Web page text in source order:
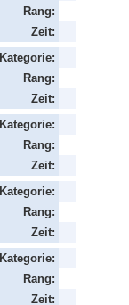
Rang:
Zeit:
Kategorie:
Rang:
Zeit:
Kategorie:
Rang:
Zeit:
Kategorie:
Rang:
Zeit:
Kategorie:
Rang:
Zeit: